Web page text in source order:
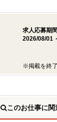
求人応募期
2026/08/01
※掲載を終
このお仕事に